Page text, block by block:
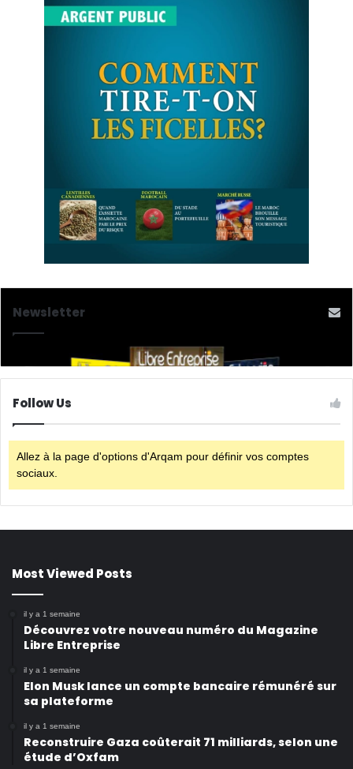
Newsletter
Follow Us
Allez à la page d'options d'Arqam pour définir vos comptes
sociaux.
Most Viewed Posts
il y a 1 semaine
Découvrez votre nouveau numéro du Magazine
Libre Entreprise
il y a 1 semaine
Elon Musk lance un compte bancaire rémunéré sur
sa plateforme
il y a 1 semaine
Reconstruire Gaza coûterait 71 milliards, selon une
étude d’Oxfam